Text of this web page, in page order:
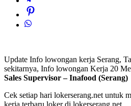
Update Info lowongan kerja Serang,
sekitarnya, Info lowongan Kerja 20
Sales Supervisor – Inafood (Serang)
Cek setiap hari lokerserang.net untuk